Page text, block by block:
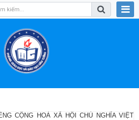
CỘNG HOÀ XÃ HỘI CHỦ NGHĨA VIỆT